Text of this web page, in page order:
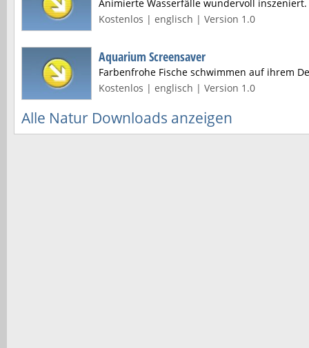
Animierte Wasserfälle wundervoll inszeniert.
Kostenlos | englisch | Version 1.0
Aquarium Screensaver
Farbenfrohe Fische schwimmen auf ihrem
Kostenlos | englisch | Version 1.0
Alle Natur Downloads anzeigen